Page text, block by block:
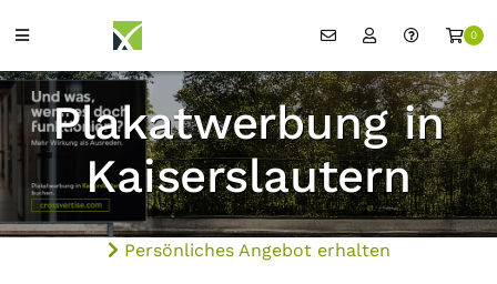
0
Plakatwerbung in
Kaiserslautern
Persönliches Angebot erhalten